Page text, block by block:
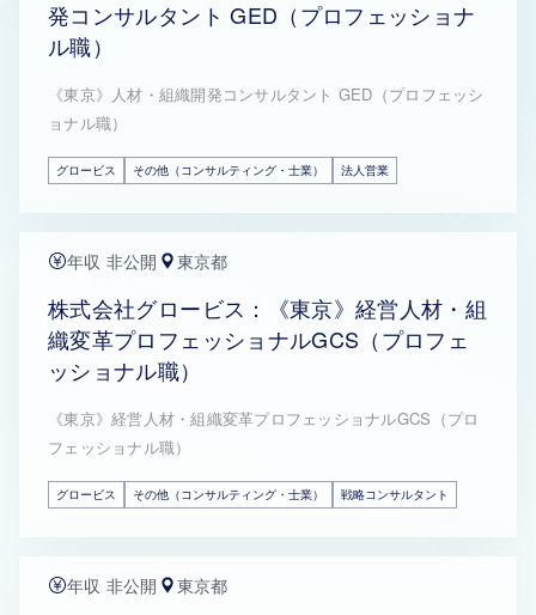
発コンサルタント GED（プロフェッショナ
ル職）
《東京》人材・組織開発コンサルタント GED（プロフェッシ
ョナル職）
グロービス その他（コンサルティング・士業） 法人営業
年収 非公開 東京都
株式会社グロービス：《東京》経営人材・組
織変革プロフェッショナルGCS（プロフェ
ッショナル職）
《東京》経営人材・組織変革プロフェッショナルGCS（プロ
フェッショナル職）
グロービス その他（コンサルティング・士業） 戦略コンサルタント
年収 非公開 東京都